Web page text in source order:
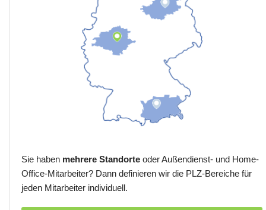
Sie haben mehrere Standorte oder Außendienst- und Home-
Office-Mitarbeiter? Dann definieren wir die PLZ-Bereiche für
jeden Mitarbeiter individuell.